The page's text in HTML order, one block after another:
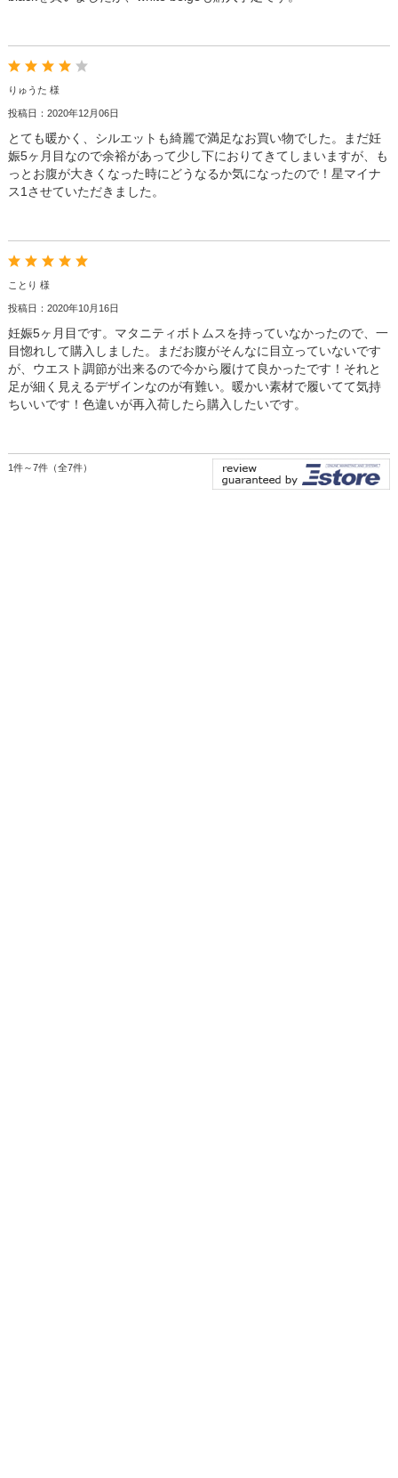
りゅうた 様
投稿日：2020年12月06日
とても暖かく、シルエットも綺麗で満足なお買い物でした。まだ妊
娠5ヶ月目なので余裕があって少し下におりてきてしまいますが、も
っとお腹が大きくなった時にどうなるか気になったので！星マイナ
ス1させていただきました。
ことり 様
投稿日：2020年10月16日
妊娠5ヶ月目です。マタニティボトムスを持っていなかったので、一
目惚れして購入しました。まだお腹がそんなに目立っていないです
が、ウエスト調節が出来るので今から履けて良かったです！それと
足が細く見えるデザインなのが有難い。暖かい素材で履いてて気持
ちいいです！色違いが再入荷したら購入したいです。
1件～7件（全7件）